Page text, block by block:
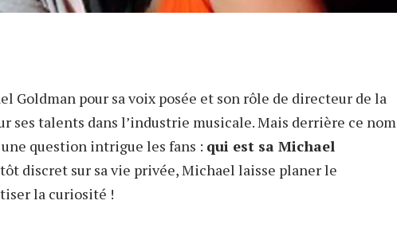
Goldman pour sa voix posée et son rôle de directeur de la
ses talents dans l’industrie musicale. Mais derrière ce nom
question intrigue les fans : qui est sa Michael
discret sur sa vie privée, Michael laisse planer le
la curiosité !